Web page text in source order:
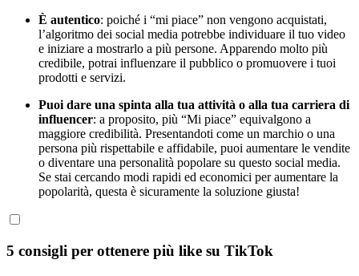
È autentico: poiché i “mi piace” non vengono acquistati,
l’algoritmo dei social media potrebbe individuare il tuo video
e iniziare a mostrarlo a più persone. Apparendo molto più
credibile, potrai influenzare il pubblico o promuovere i tuoi
prodotti e servizi.
Puoi dare una spinta alla tua attività o alla tua carriera di
influencer: a proposito, più “Mi piace” equivalgono a
maggiore credibilità. Presentandoti come un marchio o una
persona più rispettabile e affidabile, puoi aumentare le vendite
o diventare una personalità popolare su questo social media.
Se stai cercando modi rapidi ed economici per aumentare la
popolarità, questa è sicuramente la soluzione giusta!
5 consigli per ottenere più like su TikTok